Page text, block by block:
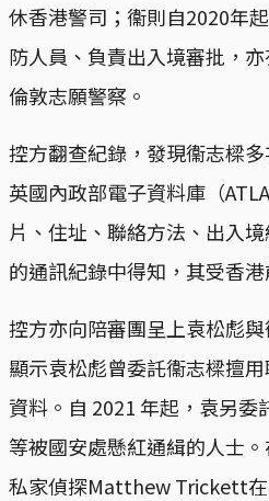
休香港警司；衞則自2020年
防人員、負責出入境審批，
倫敦志願警察。
控方翻查紀錄，發現衞志樑
英國內政部電子資料庫（
片、住址、聯絡方法、出入
的通訊紀錄中得知，其受香
控方亦向陪審團呈上袁松彪
顯示袁松彪曾委託衞志樑擅
資料。自 2021 年起，袁另
等被國安處懸紅通緝的人士
私家偵探Matthew Trickett